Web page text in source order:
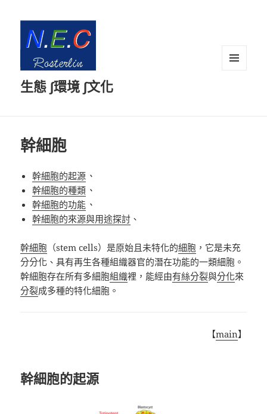
生態 ∫環境 ∫文化
幹細胞
幹細胞的起源 、
幹細胞的種類 、
幹細胞的功能 、
幹細胞的來源與用途探討 、
幹細胞 （stem cells）是原始且未特化的細胞 ，它是未充
分分化、具有再生各種組織器官的潛在功能的一類細胞。
幹細胞存在所有多細胞組織裡，能經由有絲分裂與分化來
分裂成多種的特化細胞。
【main】
幹細胞的起源